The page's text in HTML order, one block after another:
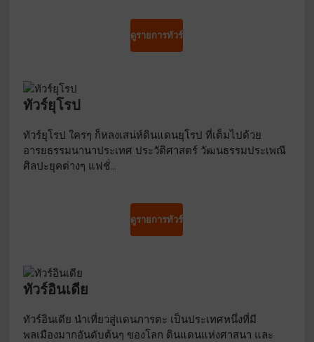
ดูรายการทัวร์
ทัวร์ยุโรป
ทัวร์ยุโรป ใครๆ ก็หลงเสน่ห์ดินแดนยุโรป ที่เต็มไปด้วย
อารยธรรมนานาประเทศ ประวัติศาสตร์ วัฒนธรรมประเพณี
ศิลปะยุคต่างๆ แฟชั่…
ดูรายการทัวร์
ทัวร์อินเดีย
ทัวร์อินเดีย นำเที่ยวสู่แดนภารตะ เป็นประเทศหนึ่งที่มี
พลเมืองมากอันดับต้นๆ ของโลก ดินแดนแห่งศาสนา และ